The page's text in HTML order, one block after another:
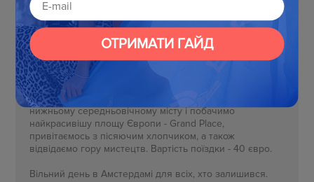
Сніданок в готелі та виселення.
Сьогодні пропонуємо вирушити на цілий день в
столицю Бельгії і одне з найважливіших європейських
міст - Брюсель. З нашим локалом прогуляємось по
нижньому середньовічному місту і побачимо
найкрасивішу площу Європи - Grand Place,
привітаємось з пісяючим хлопчиком, а також
відвідаємо гору мистецтв. Вартість поїздки - 40 євро.
Вільний день в Амстердамі для всіх, хто залишився.